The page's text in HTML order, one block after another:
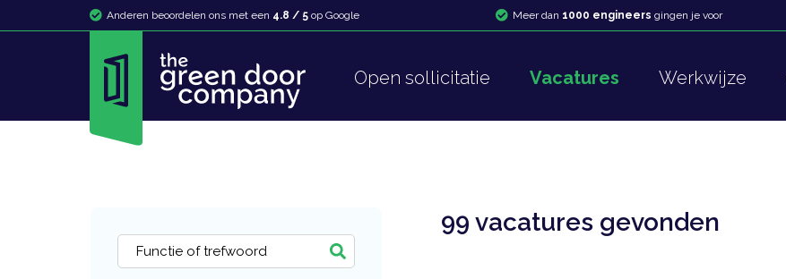
Anderen beoordelen ons met een 4.8 / 5 op Google Meer dan 1000 engineers gingen je voor
Open sollicitatie Vacatures Werkwijze
99 vacatures gevonden